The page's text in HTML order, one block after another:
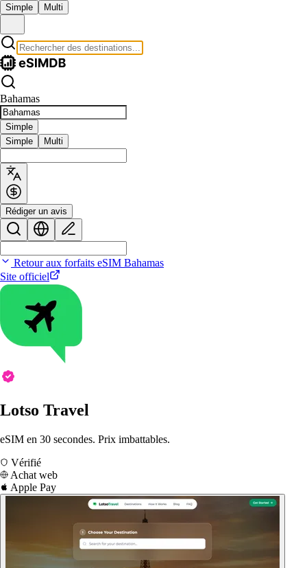
Simple Multi
Bahamas
Simple
Simple
Multi
Rédiger un avis
Retour aux forfaits eSIM Bahamas
Site officiel
Lotso Travel
eSIM en 30 secondes. Prix imbattables.
Vérifié
Achat web
Apple Pay